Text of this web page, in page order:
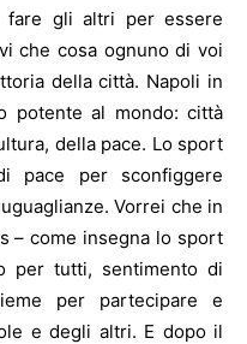
fare gli altri per essere
che cosa ognuno di voi
della città. Napoli in
potente al mondo: città
della pace. Lo sport
pace per sconfiggere
Vorrei che in
– come insegna lo sport
per tutti, sentimento di
per partecipare e
e degli altri. E dopo il